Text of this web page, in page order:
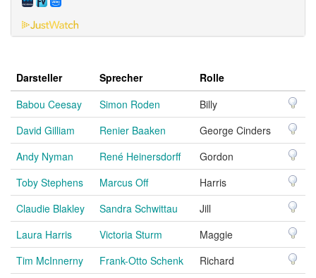
Darsteller Sprecher
Rolle
Babou Ceesay
Simon Roden
Billy
David Gilliam
Renier Baaken
George Cinders
Andy Nyman
René Heinersdorff
Gordon
Toby Stephens
Marcus Off
Harris
Claudie Blakley
Sandra Schwittau
Jill
Laura Harris
Victoria Sturm
Maggie
Tim McInnerny
Frank-Otto Schenk
Richard